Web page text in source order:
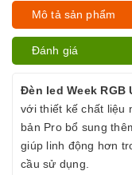
Mô tả sản phẩm
Đánh giá
Đèn led Week RGB
với thiết kế chất liệu
bản Pro bổ sung
giúp linh động hơn
cầu sử dụng.